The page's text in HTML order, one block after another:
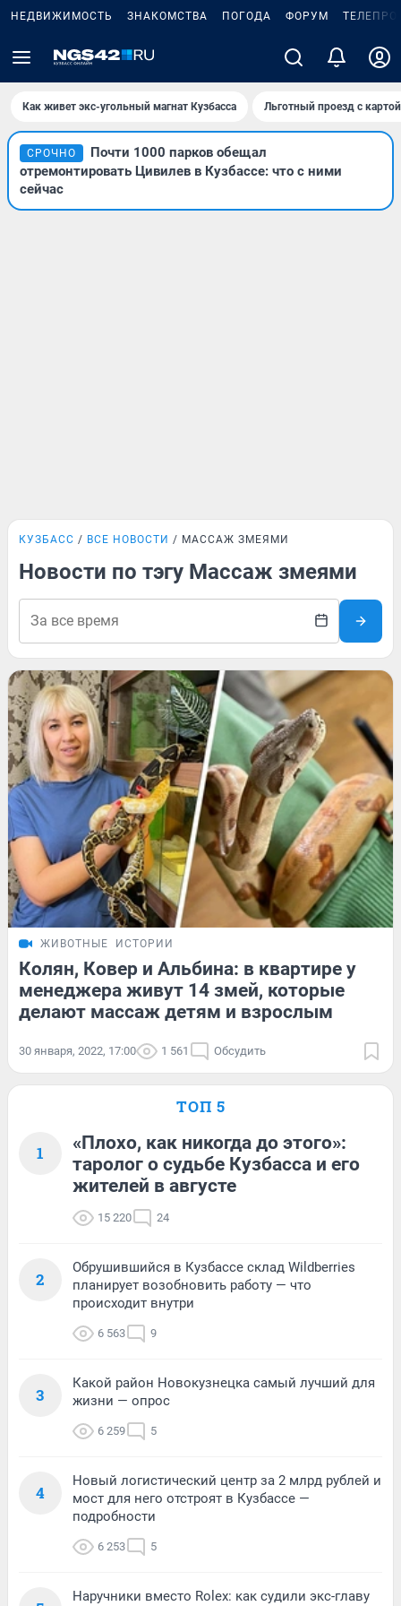
НЕДВИЖИМОСТЬ ЗНАКОМСТВА ПОГОДА ФОРУМ
Как живет экс-угольный магнат Кузбасса Льготный проезд с
СРОЧНО
Почти 1000 парков обещал
отремонтировать Цивилев в Кузбассе: что с ними
сейчас
КУЗБАСС ВСЕ НОВОСТИ МАССАЖ ЗМЕЯМИ
Новости по тэгу Массаж змеями
ЖИВОТНЫЕ ИСТОРИИ
Колян, Ковер и Альбина: в квартире у
менеджера живут 14 змей, которые
делают массаж детям и взрослым
30 января, 2022, 17:00 1 561 Обсудить
ТОП 5
1
«Плохо, как никогда до этого»:
таролог о судьбе Кузбасса и его
жителей в августе
15 220 24
2
Обрушившийся в Кузбассе склад Wildberries
планирует возобновить работу — что
происходит внутри
6 563 9
3
Какой район Новокузнецка самый лучший для
жизни — опрос
6 259 5
4
Новый логистический центр за 2 млрд рублей и
мост для него отстроят в Кузбассе —
подробности
6 253 5
Наручники вместо Rolex: как судили экс-главу